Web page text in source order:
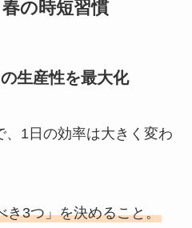
の時短習慣
生産性を最大化
1日の効率は大きく変わ
き3つ」を決めること。